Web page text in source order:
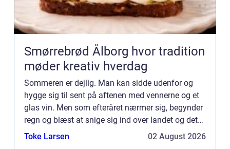
Smørrebrød Ålborg hvor tradition
møder kreativ hverdag
Sommeren er dejlig. Man kan sidde udenfor og
hygge sig til sent på aftenen med vennerne og et
glas vin. Men som efteråret nærmer sig, begynder
regn og blæst at snige sig ind over landet og det
kan nemt virke som om, man ikke kan side og
Toke Larsen 02 August 2026